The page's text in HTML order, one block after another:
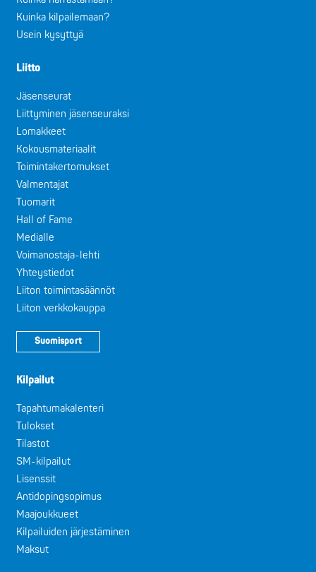
Kuinka kilpailemaan?
Usein kysyttyä
Liitto
Jäsenseurat
Liittyminen jäsenseuraksi
Lomakkeet
Kokousmateriaalit
Toimintakertomukset
Valmentajat
Tuomarit
Hall of Fame
Medialle
Voimanostaja-lehti
Yhteystiedot
Liiton toimintasäännöt
Liiton verkkokauppa
Suomisport
Kilpailut
Tapahtumakalenteri
Tulokset
Tilastot
SM-kilpailut
Lisenssit
Antidopingsopimus
Maajoukkueet
Kilpailuiden järjestäminen
Maksut